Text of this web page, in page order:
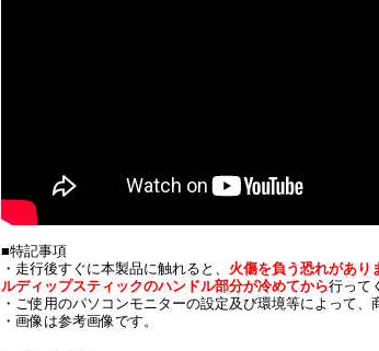
■特記事項
・走行後すぐに本製品に触れると、 火傷を負う恐れがあり
ルディップスティックのハンドル部分が冷めてから行って
・ご使用のパソコンモニターの設定及び環境等によって
・画像は参考画像です。